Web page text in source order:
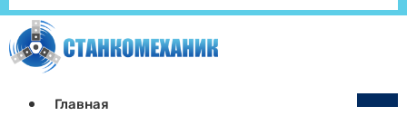
Главная